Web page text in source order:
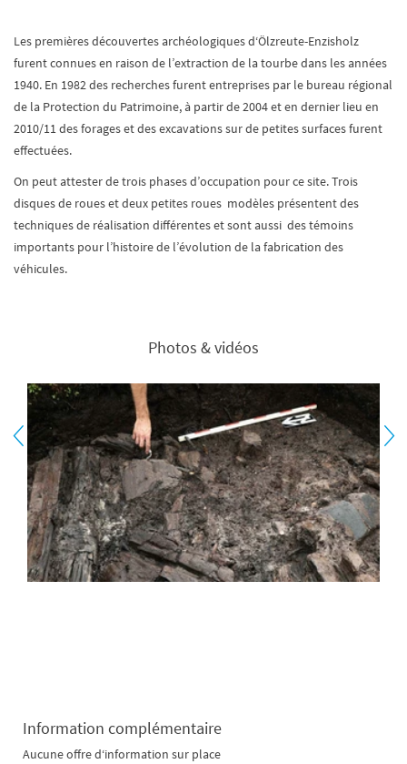
Les premières découvertes archéologiques d‘Ölzreute-Enzisholz
furent connues en raison de l’extraction de la tourbe dans les années
1940. En 1982 des recherches furent entreprises par le bureau régional
de la Protection du Patrimoine, à partir de 2004 et en dernier lieu en
2010/11 des forages et des excavations sur de petites surfaces furent
effectuées.
On peut attester de trois phases d’occupation pour ce site. Trois
disques de roues et deux petites roues modèles présentent des
techniques de réalisation différentes et sont aussi des témoins
importants pour l’histoire de l’évolution de la fabrication des
véhicules.
Photos & vidéos
Information complémentaire
Aucune offre d‘information sur place